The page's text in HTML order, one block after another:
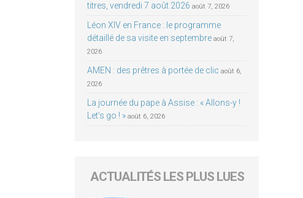
titres, vendredi 7 août 2026 août 7, 2026
Léon XIV en France : le programme
détaillé de sa visite en septembre août 7,
2026
AMEN : des prêtres à portée de clic août 6,
2026
La journée du pape à Assise : « Allons-y !
Let’s go ! » août 6, 2026
ACTUALITÉS LES PLUS LUES